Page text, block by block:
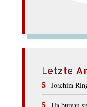
Letzte
Joachim
Un bureau